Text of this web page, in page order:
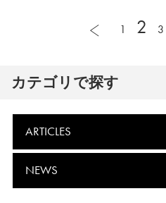
1 2 3
カテゴリで探す
ARTICLES
NEWS